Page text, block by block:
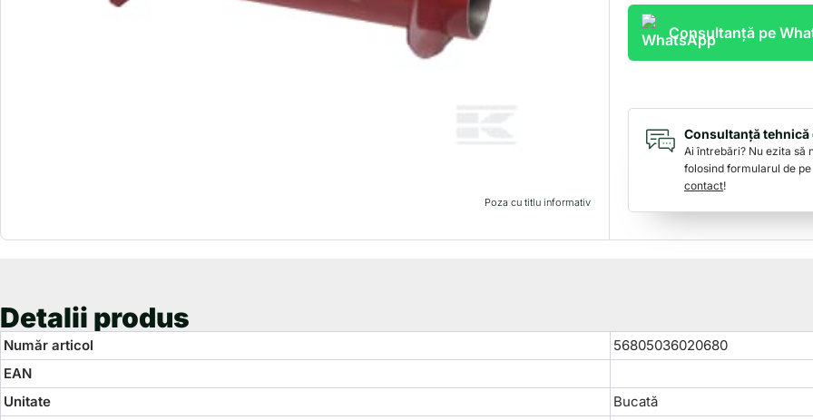
Poza cu titlu informativ
cositoare
poloneza
8.12
56805036020680
Consultanță pe
Consultanță
Ai întrebări? Nu ezita să
folosind formularul de pe
contact!
Detalii produs
Număr articol
56805036020680
EAN
Unitate
Bucată